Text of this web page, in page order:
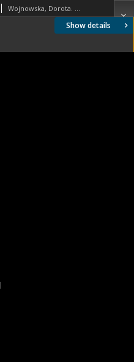
Show details
Wojnowska, Dorota. Oprac. meryt. i graf.